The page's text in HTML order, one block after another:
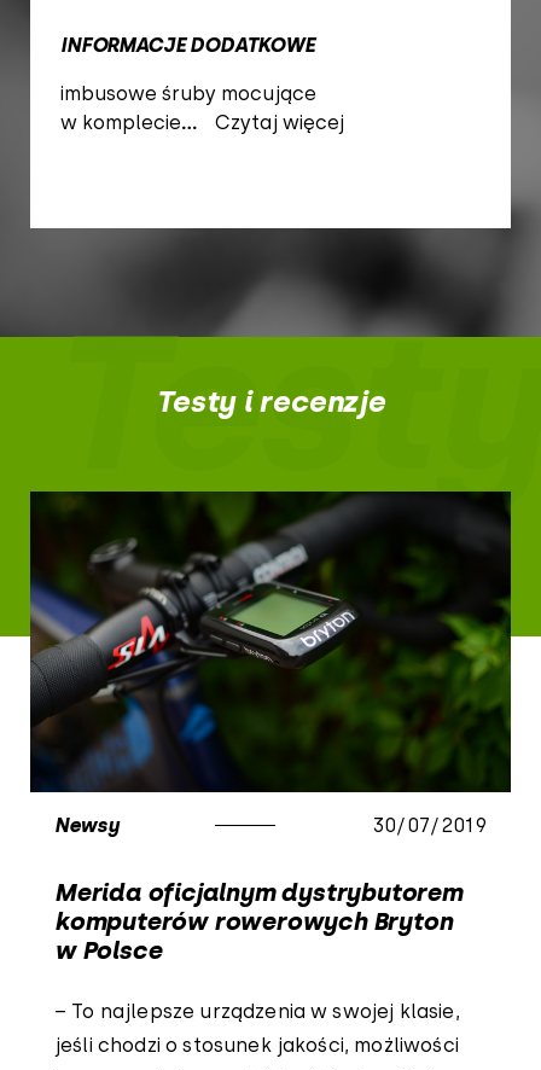
INFORMACJE DODATKOWE
imbusowe śruby mocujące
w komplecie... Czytaj więcej
Testy
Testy i recenzje
Newsy 30/07/2019
Merida oficjalnym dystrybutorem
komputerów rowerowych Bryton
w Polsce
– To najlepsze urządzenia w swojej klasie,
jeśli chodzi o stosunek jakości, możliwości